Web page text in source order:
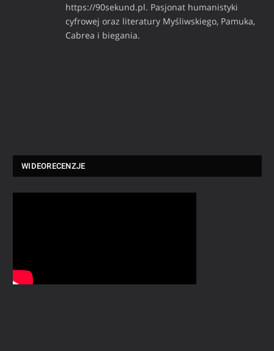
https://90sekund.pl. Pasjonat humanistyki
cyfrowej oraz literatury Myśliwskiego, Pamuka,
Cabrea i biegania.
WIDEORECENZJE